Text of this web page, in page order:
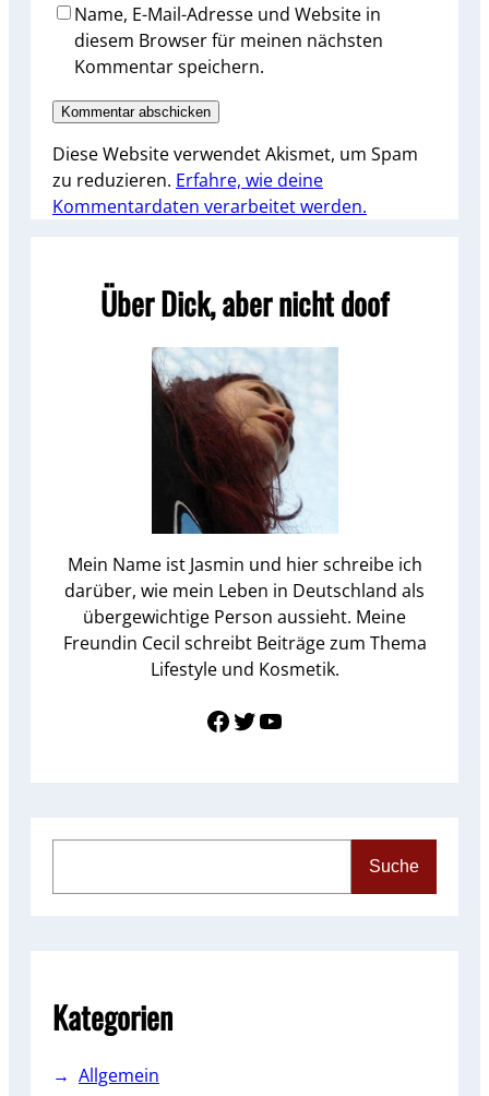
Name, E-Mail-Adresse und Website in
diesem Browser für meinen nächsten
Kommentar speichern.
Diese Website verwendet Akismet, um Spam
zu reduzieren. Erfahre, wie deine
Kommentardaten verarbeitet werden.
Über Dick, aber nicht doof
Mein Name ist Jasmin und hier schreibe ich
darüber, wie mein Leben in Deutschland als
übergewichtige Person aussieht. Meine
Freundin Cecil schreibt Beiträge zum Thema
Lifestyle und Kosmetik.
Link zu Facebook Twitter YouTube
Suche
Kategorien
Allgemein